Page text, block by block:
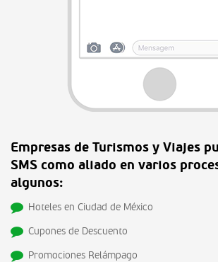
Empresas de Turismos y Viajes
SMS como aliado en varios
algunos:
Hoteles en Ciudad de México
Cupones de Descuento
Promociones Relámpago